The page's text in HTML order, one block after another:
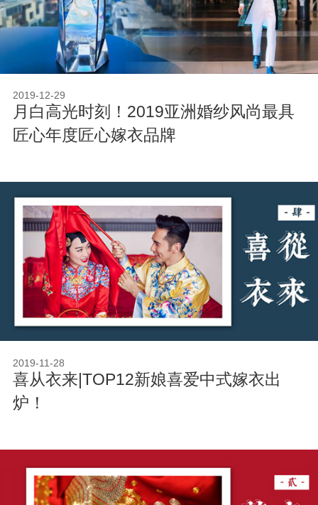
2019-12-29
月白高光时刻！2019亚洲婚纱风尚最具
匠心年度匠心嫁衣品牌
2019-11-28
​喜从衣来|TOP12新娘喜爱中式嫁衣出
炉！